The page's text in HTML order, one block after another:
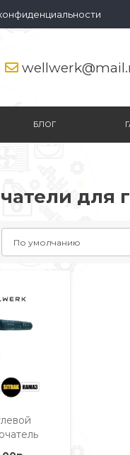
БЛОГ
для